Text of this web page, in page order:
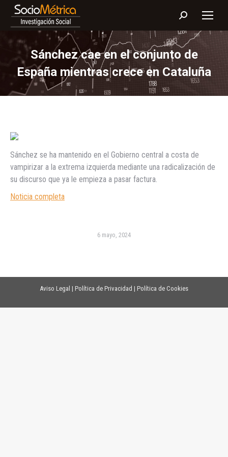
Buscar:
Sánchez cae en el conjunto de
España mientras crece en Cataluña
Sánchez se ha mantenido en el Gobierno central a costa de
vampirizar a la extrema izquierda mediante una radicalización de
su discurso que ya le empieza a pasar factura.
Noticia completa
6 mayo, 2024
Aviso Legal | Política de Privacidad | Política de Cookies